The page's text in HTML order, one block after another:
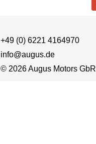
+49 (0) 6221 4164970
info@augus.de
© 2026 Augus Motors GbR